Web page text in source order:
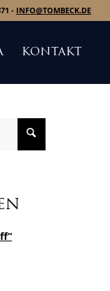
- INFO@TOMBECK.DE
KONTAKT